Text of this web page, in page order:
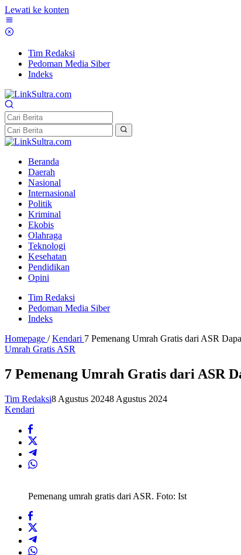
Lewati ke konten
Tim Redaksi
Pedoman Media Siber
Indeks
Beranda
Daerah
Nasional
Internasional
Politik
Kriminal
Ekobis
Olahraga
Teknologi
Kesehatan
Pendidikan
Opini
Tim Redaksi
Pedoman Media Siber
Indeks
Homepage / Kendari 7 Pemenang Umrah Gratis dari ASR
Umrah Gratis ASR
7 Pemenang Umrah Gratis dari ASR
Tim Redaksi8 Agustus 20248 Agustus 2024
Kendari
Pemenang umrah gratis dari ASR. Foto: Ist